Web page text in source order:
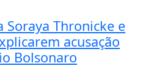
Soraya Thronicke e
acusação
Bolsonaro